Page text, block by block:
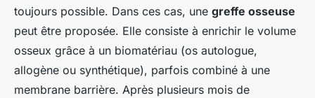
toujours possible. Dans ces cas, une greffe osseuse
peut être proposée. Elle consiste à enrichir le volume
osseux grâce à un biomatériau (os autologue,
allogène ou synthétique), parfois combiné à une
membrane barrière. Après plusieurs mois de